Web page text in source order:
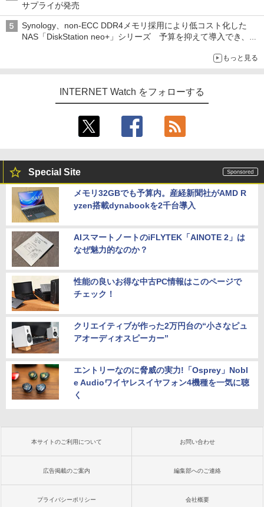
サプライが発売
Synology、non-ECC DDR4メモリ採用により低コスト化した
NAS「DiskStation neo+」シリーズ 予算を抑えて導入でき、
もっと見る
INTERNET Watch をフォローする
Special Site
メモリ32GBでも予算内。産経新聞社がAMD R
yzen搭載dynabookを2千台導入
AIスマートノートのiFLYTEK「AINOTE 2」は
なぜ魅力的なのか？
性能の良いお得な中古PC情報はこのページで
チェック！
クリエイティブが作った2万円台の“小さなピュ
アオーディオスピーカー”
エントリーなのに脅威の実力!「Osprey」Nobl
e Audioワイヤレスイヤフォン4機種を一気に聴
く
本サイトのご利用について お問い合わせ
広告掲載のご案内 編集部へのご連絡
プライバシーポリシー 会社概要